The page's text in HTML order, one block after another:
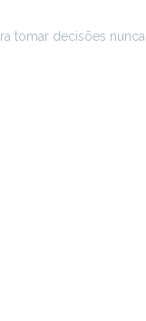
tomar decisões nunca